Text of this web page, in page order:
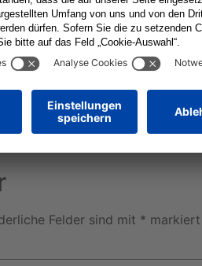
Felder sind mit * markiert